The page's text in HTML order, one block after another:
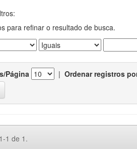
para refinar o resultado de busca.
Página | Ordenar registros
1 de 1.